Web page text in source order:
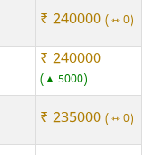
₹ 240000 ⇿ 0
₹ 240000
▲ 5000
₹ 235000 ⇿ 0